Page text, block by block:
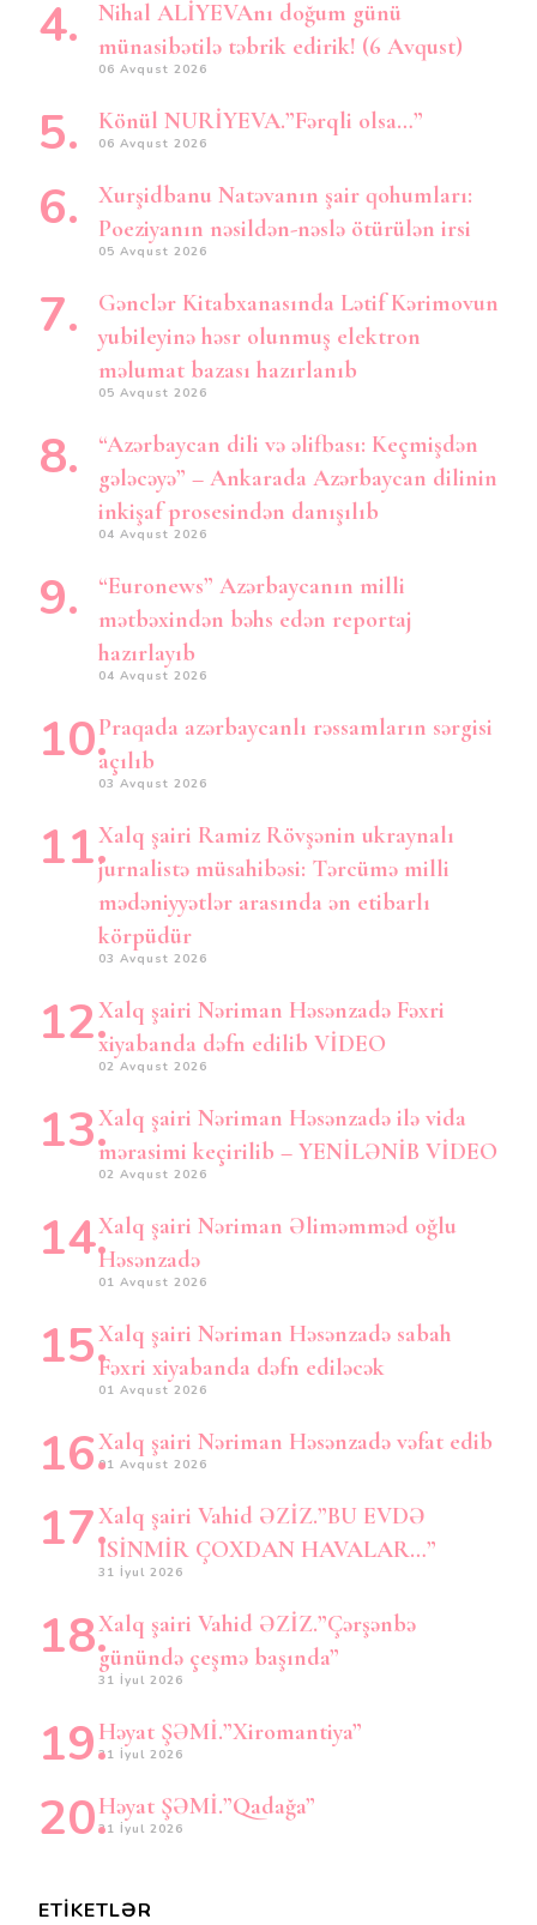
Nihal ALİYEVAnı doğum günü
münasibətilə təbrik edirik! (6 Avqust)
06 Avqust 2026
Könül NURİYEVA.”Fərqli olsa…”
06 Avqust 2026
Xurşidbanu Natəvanın şair qohumları:
Poeziyanın nəsildən-nəslə ötürülən irsi
05 Avqust 2026
Gənclər Kitabxanasında Lətif Kərimovun
yubileyinə həsr olunmuş elektron
məlumat bazası hazırlanıb
05 Avqust 2026
“Azərbaycan dili və əlifbası: Keçmişdən
gələcəyə” – Ankarada Azərbaycan dilinin
inkişaf prosesindən danışılıb
04 Avqust 2026
“Euronews” Azərbaycanın milli
mətbəxindən bəhs edən reportaj
hazırlayıb
04 Avqust 2026
Praqada azərbaycanlı rəssamların sərgisi
açılıb
03 Avqust 2026
Xalq şairi Ramiz Rövşənin ukraynalı
jurnalistə müsahibəsi: Tərcümə milli
mədəniyyətlər arasında ən etibarlı
körpüdür
03 Avqust 2026
Xalq şairi Nəriman Həsənzadə Fəxri
xiyabanda dəfn edilib VİDEO
02 Avqust 2026
Xalq şairi Nəriman Həsənzadə ilə vida
mərasimi keçirilib – YENİLƏNİB VİDEO
02 Avqust 2026
Xalq şairi Nəriman Əliməmməd oğlu
Həsənzadə
01 Avqust 2026
Xalq şairi Nəriman Həsənzadə sabah
Fəxri xiyabanda dəfn ediləcək
01 Avqust 2026
Xalq şairi Nəriman Həsənzadə vəfat edib
01 Avqust 2026
Xalq şairi Vahid ƏZİZ.”BU EVDƏ
İSİNMİR ÇOXDAN HAVALAR…”
31 İyul 2026
Xalq şairi Vahid ƏZİZ.”Çərşənbə
günündə çeşmə başında”
31 İyul 2026
Həyat ŞƏMİ.”Xiromantiya”
31 İyul 2026
Həyat ŞƏMİ.”Qadağa”
31 İyul 2026
ETIKETLƏR